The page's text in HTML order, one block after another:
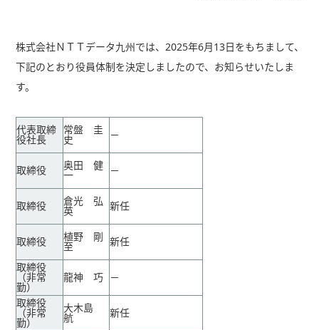
株式会社ＮＴＴデータ九州では、2025年6月13日をもちまして、
下記のとおり役員体制を決定しましたので、お知らせいたしま
す。
代表取締
役社長
常盤 圭
史 －
取締役 奥田 健
一 －
取締役 倉光 弘
英 新任
取締役 植野 剛
至
新任
取締役
（非常
勤）
龍神 巧
－
取締役
（非常
勤）
大木島
航
新任